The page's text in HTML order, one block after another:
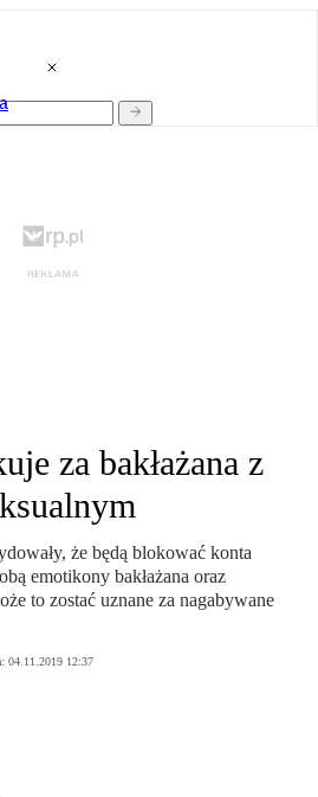
za bakłażana z
że będą blokować konta
emotikony bakłażana oraz
to zostać uznane za nagabywane
04.11.2019 12:37